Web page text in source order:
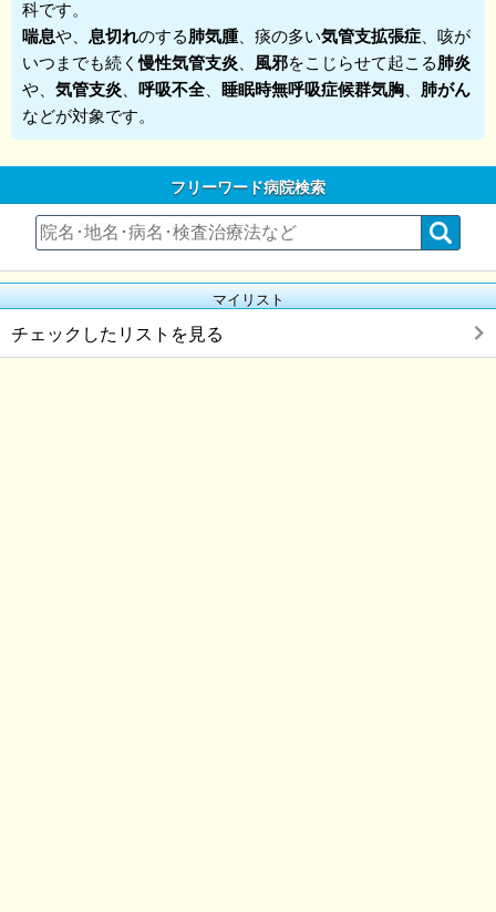
科です。
喘息や、 息切れのする肺気腫、痰の多い気管支拡張症 、咳が
いつまでも続く慢性気管支炎 風邪をこじらせて起こる肺炎
や、 気管支炎 呼吸不全、 睡眠時無呼吸症候群気胸 肺がん
などが対象です。
フリーワード病院検索
マイリスト
チェックしたリストを見る